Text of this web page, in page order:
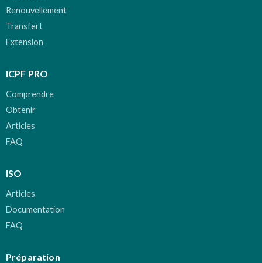
Renouvellement
Transfert
Extension
ICPF PRO
Comprendre
Obtenir
Articles
FAQ
ISO
Articles
Documentation
FAQ
Préparation